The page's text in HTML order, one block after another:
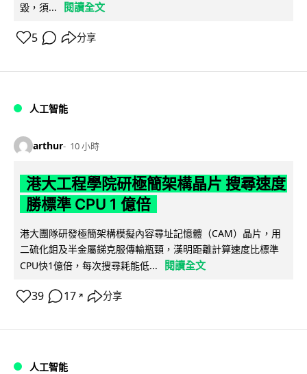
毀，須...
閱讀全文
5 分享
人工智能
arthur 10 小時
港大工程學院研極簡架構晶片 搜尋速度
勝標準 CPU 1 億倍
港大團隊研發極簡架構模擬內容尋址記憶體（CAM）晶片，用
二硫化鉬及半金屬銻克服傳輸瓶頸，漢明距離計算速度比標準
CPU快1億倍，每次搜尋耗能低...
閱讀全文
39 17 ↗ 分享
人工智能